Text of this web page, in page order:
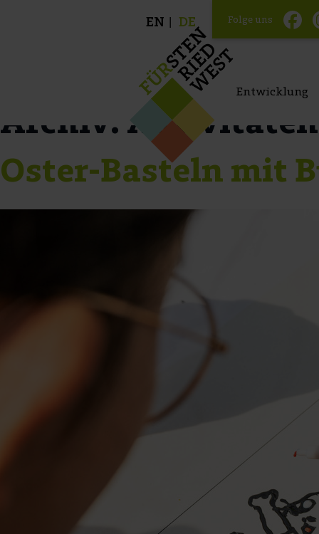
EN DE Folge uns
Entwicklung
Archiv: Aktivitäten
Oster-Basteln mit